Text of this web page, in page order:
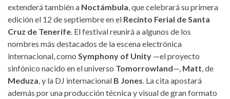
extenderá también a Noctámbula, que celebrará su primera
edición el 12 de septiembre en el Recinto Ferial de Santa
Cruz de Tenerife. El festival reunirá a algunos de los
nombres más destacados de la escena electrónica
internacional, como Symphony of Unity —el proyecto
sinfónico nacido en el universo Tomorrowland—, Matt, de
Meduza, y la DJ internacional B Jones. La cita apostará
además por una producción técnica y visual de gran formato